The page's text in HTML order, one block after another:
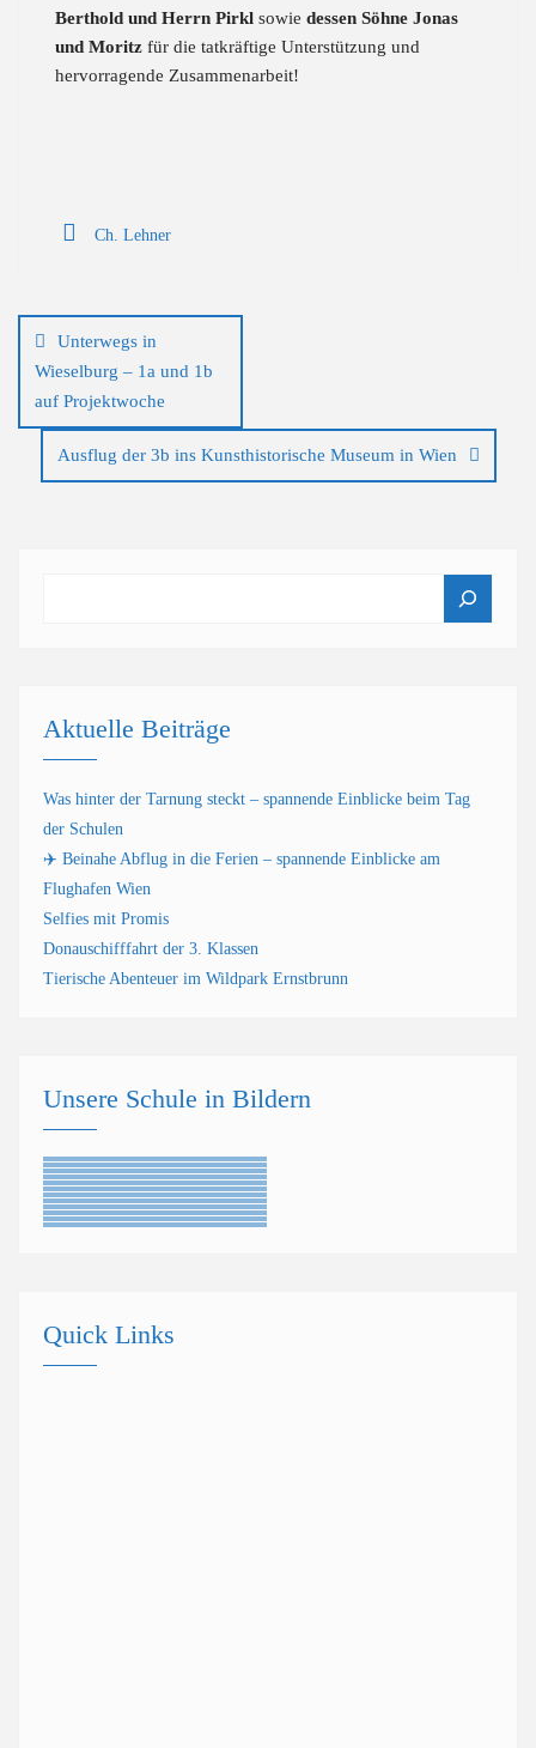
Berthold und Herrn Pirkl sowie dessen Söhne Jonas
und Moritz für die tatkräftige Unterstützung und
hervorragende Zusammenarbeit!
Ch. Lehner
Unterwegs in
Wieselburg – 1a und 1b
auf Projektwoche
Ausflug der 3b ins Kunsthistorische Museum in Wien
Aktuelle Beiträge
Was hinter der Tarnung steckt – spannende Einblicke beim Tag
der Schulen
✈️ Beinahe Abflug in die Ferien – spannende Einblicke am
Flughafen Wien
Selfies mit Promis
Donauschifffahrt der 3. Klassen
Tierische Abenteuer im Wildpark Ernstbrunn
Unsere Schule in Bildern
Quick Links